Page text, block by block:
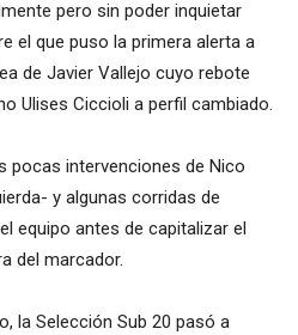
pero sin poder inquietar
el que puso la primera alerta a
de Javier Vallejo cuyo rebote
Ulises Ciccioli a perfil cambiado.
pocas intervenciones de Nico
y algunas corridas de
equipo antes de capitalizar el
del marcador.
la Selección Sub 20 pasó a